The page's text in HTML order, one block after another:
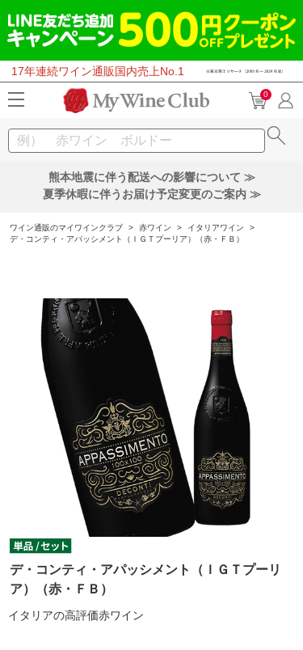
17年連続ワイン通販国内売上No.1
0
熊本地震に伴う配送への影響について ≫
夏季休暇に伴うお届け予定変更のご案内 ≫
ワイン通販のマイワインクラブ > 赤ワイン > イタリアワイン
>
デ・コンティ・アパッシメント（ＩＧＴプーリア）（赤・ＦＢ）
デ・コンティ・アパッシメント（ＩＧＴプーリ
ア）（赤・ＦＢ）
イタリアの高評価赤ワイン